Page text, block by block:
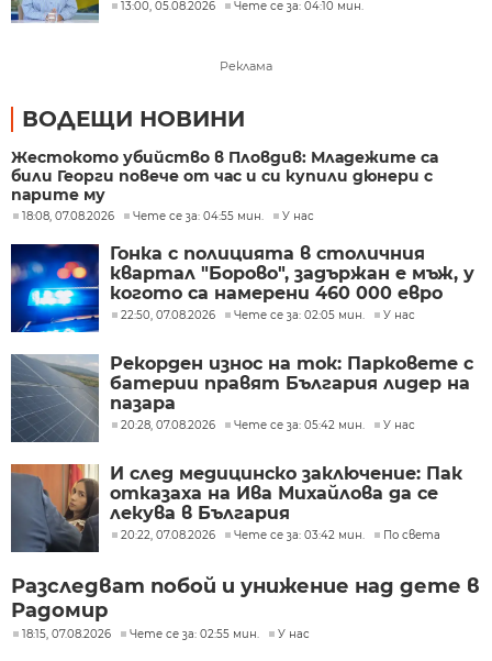
13:00, 05.08.2026 Чете се за: 04:10 мин.
Реклама
ВОДЕЩИ НОВИНИ
Жестокото убийство в Пловдив: Младежите са
били Георги повече от час и си купили дюнери с
парите му
18:08, 07.08.2026 Чете се за: 04:55 мин. У нас
Гонка с полицията в столичния
квартал "Борово", задържан е мъж, у
когото са намерени 460 000 евро
22:50, 07.08.2026 Чете се за: 02:05 мин. У нас
Рекорден износ на ток: Парковете с
батерии правят България лидер на
пазара
20:28, 07.08.2026 Чете се за: 05:42 мин. У нас
И след медицинско заключение: Пак
отказаха на Ива Михайлова да се
лекува в България
20:22, 07.08.2026 Чете се за: 03:42 мин. По света
Разследват побой и унижение над дете в
Радомир
18:15, 07.08.2026 Чете се за: 02:55 мин. У нас